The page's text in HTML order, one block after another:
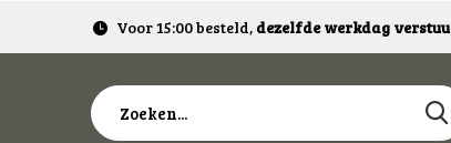
Voor 15:00 besteld, dezelfde werkdag verstuurd!